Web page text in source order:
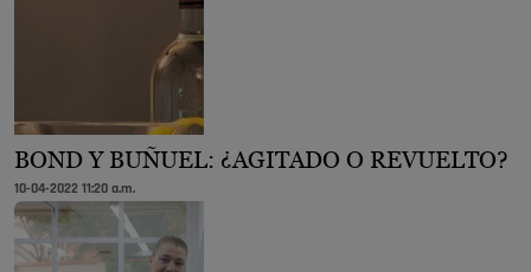
BOND Y BUÑUEL: ¿AGITADO O REVUELTO?
10-04-2022 11:20 a.m.